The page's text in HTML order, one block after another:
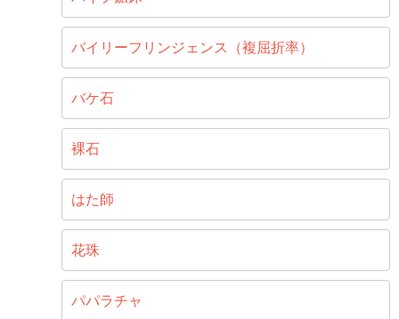
バイリーフリンジェンス（複屈折率）
バケ石
裸石
はた師
花珠
パパラチャ